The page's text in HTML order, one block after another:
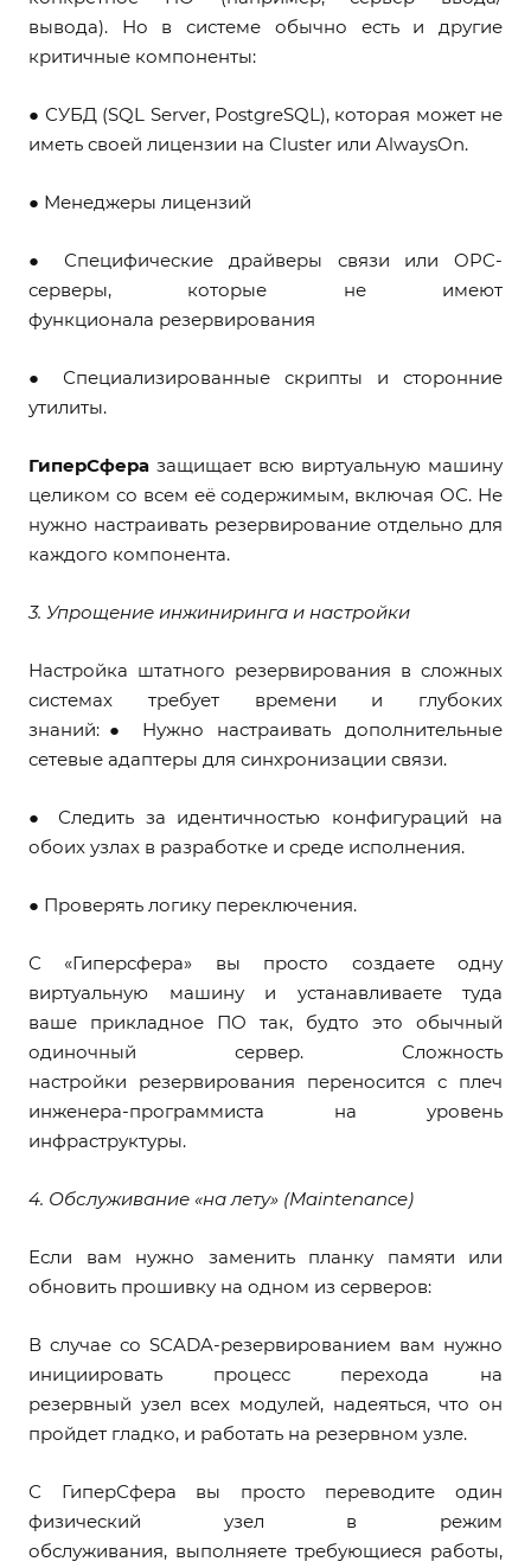
вывода). Но в системе обычно есть и другие
критичные компоненты:
● СУБД (SQL Server, PostgreSQL), которая может не
иметь своей лицензии на Cluster или AlwaysOn.
● Менеджеры лицензий
● Специфические драйверы связи или OPC-
серверы, которые не имеют
функционала резервирования
● Специализированные скрипты и сторонние
утилиты.
ГиперСфера защищает всю виртуальную машину
целиком со всем её содержимым, включая ОС. Не
нужно настраивать резервирование отдельно для
каждого компонента.
3. Упрощение инжиниринга и настройки
Настройка штатного резервирования в сложных
системах требует времени и глубоких
знаний:● Нужно настраивать дополнительные
сетевые адаптеры для синхронизации связи.
● Следить за идентичностью конфигураций на
обоих узлах в разработке и среде исполнения.
● Проверять логику переключения.
С «Гиперсфера» вы просто создаете одну
виртуальную машину и устанавливаете туда
ваше прикладное ПО так, будто это обычный
одиночный сервер. Сложность
настройки резервирования переносится с плеч
инженера-программиста на уровень
инфраструктуры.
4. Обслуживание «на лету» (Maintenance)
Если вам нужно заменить планку памяти или
обновить прошивку на одном из серверов:
В случае со SCADA-резервированием вам нужно
инициировать процесс перехода на
резервный узел всех модулей, надеяться, что он
пройдет гладко, и работать на резервном узле.
С ГиперСфера вы просто переводите один
физический узел в режим
обслуживания, выполняете требующиеся работы,